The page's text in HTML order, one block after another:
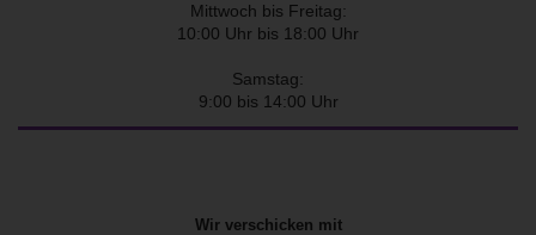
Mittwoch bis Freitag:
10:00 Uhr bis 18:00 Uhr
Samstag:
9:00 bis 14:00 Uhr
Wir verschicken mit